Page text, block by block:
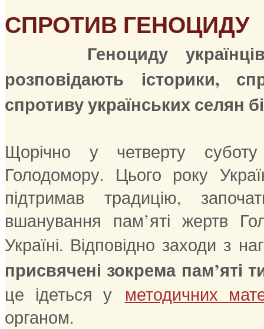
СПРОТИВ ГЕНОЦИДУ
Геноциду
розповідають історики,
спротиву українських селян
Щорічно у четверту
Голодомору. Цього року
підтримав традицію,
вшанування пам’яті жертв
Україні. Відповідно заходи з
присвячені зокрема пам’яті
це ідеться у методичних
органом.